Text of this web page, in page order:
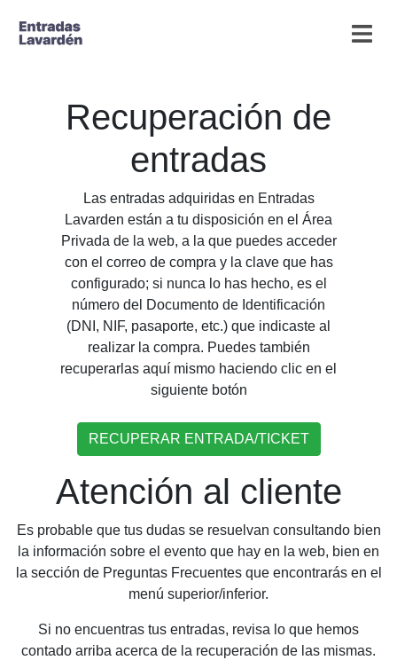
Recuperación de
entradas
Las entradas adquiridas en Entradas
Lavarden están a tu disposición en el Área
Privada de la web, a la que puedes acceder
con el correo de compra y la clave que has
configurado; si nunca lo has hecho, es el
número del Documento de Identificación
(DNI, NIF, pasaporte, etc.) que indicaste al
realizar la compra. Puedes también
recuperarlas aquí mismo haciendo clic en el
siguiente botón
RECUPERAR ENTRADA/TICKET
Atención al cliente
Es probable que tus dudas se resuelvan consultando bien
la información sobre el evento que hay en la web, bien en
la sección de Preguntas Frecuentes que encontrarás en el
menú superior/inferior.
Si no encuentras tus entradas, revisa lo que hemos
contado arriba acerca de la recuperación de las mismas.